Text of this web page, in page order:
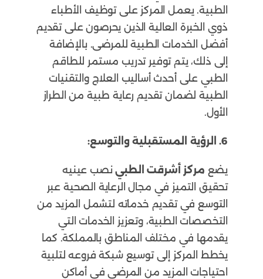
الطبية. يعمل المركز على توظيف الأطباء
ذوي الخبرة العالية الذين يحرصون على تقديم
أفضل الخدمات الطبية للمرضى. بالإضافة
إلى ذلك، يتم توفير تدريب مستمر للطاقم
الطبي على أحدث أساليب العلاج والتقنيات
الطبية لضمان تقديم رعاية طبية من الطراز
الأول.
6. الرؤية المستقبلية والتوسع:
يضع مركز أشرقت الطبينصب عينيه
تحقيق التميز في مجال الرعاية الصحية عبر
التوسع في تقديم خدماته لتشمل المزيد من
التخصصات الطبية، وتعزيز الخدمات التي
يقدمها في مختلف المناطق بالمملكة. كما
يخطط المركز إلى توسيع شبكة فروعه لتلبية
احتياجات المزيد من المرضى في أماكن